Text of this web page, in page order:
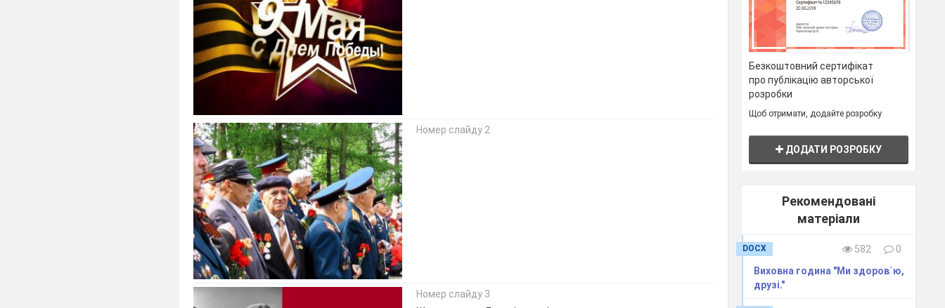
Номер слайду 2
Номер слайду 3
Безкоштовний сертифікат
про публікацію авторської
розробки
Щоб отримати, додайте розробку
ДОДАТИ РОЗРОБКУ
Рекомендовані
матеріали
DOCX 582
0
Виховна година "Ми здоров`ю,
друзі."